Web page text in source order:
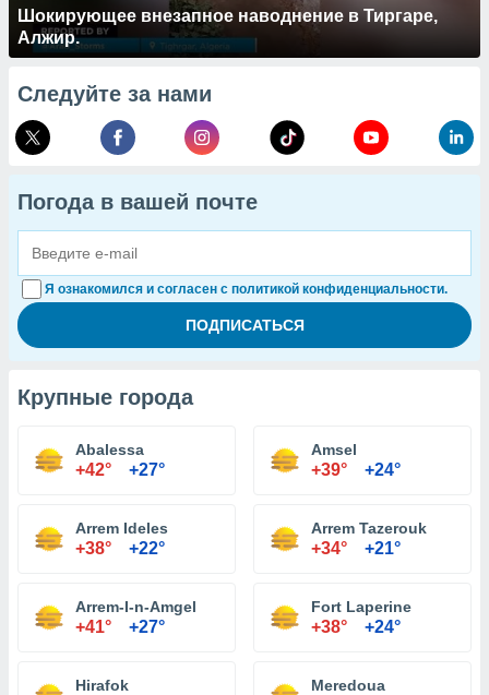
Шокирующее внезапное наводнение в Тиргаре,
Алжир.
Следуйте за нами
Погода в вашей почте
Я ознакомился и согласен с политикой конфиденциальности.
Крупные города
Abalessa
+42° +27°
Amsel
+39° +24°
Arrem Ideles
+38° +22°
Arrem Tazerouk
+34° +21°
Arrem-I-n-Amgel
+41° +27°
Fort Laperine
+38° +24°
Hirafok Meredoua